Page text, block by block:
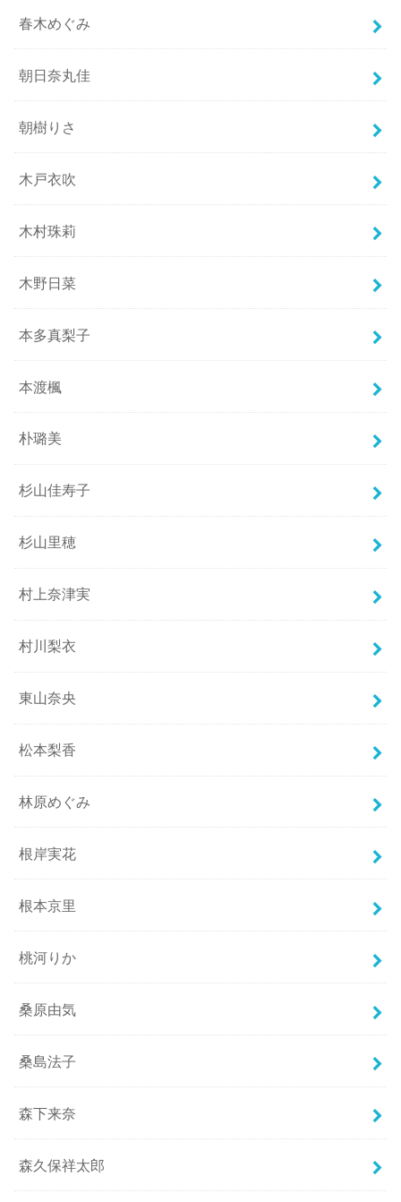
春木めぐみ
朝日奈丸佳
朝樹りさ
木戸衣吹
木村珠莉
木野日菜
本多真梨子
本渡楓
朴璐美
杉山佳寿子
杉山里穂
村上奈津実
村川梨衣
東山奈央
松本梨香
林原めぐみ
根岸実花
根本京里
桃河りか
桑原由気
桑島法子
森下来奈
森久保祥太郎